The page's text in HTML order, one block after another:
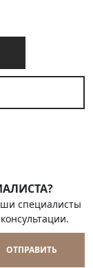
специалисты
ОТПРАВИТЬ